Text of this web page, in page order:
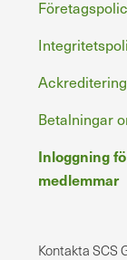
Betalningar
Inloggning
medlemmar
Kontakta SCS